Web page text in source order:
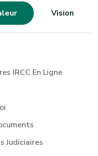
Vision
IRCC En Ligne
Judiciaires